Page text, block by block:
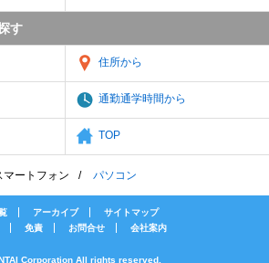
す
住所から
通勤通学時間から
TOP
マートフォン パソコン
アーカイブ
サイトマップ
免責 お問合せ 会社案内
Corporation All rights reserved.